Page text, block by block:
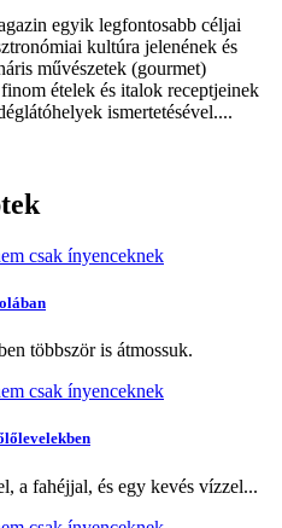
egyik legfontosabb céljai
kultúra jelenének és
művészetek (gourmet)
ételek és italok receptjeinek
ismertetésével....
többször is átmossuk.
a fahéjjal, és egy kevés vízzel...